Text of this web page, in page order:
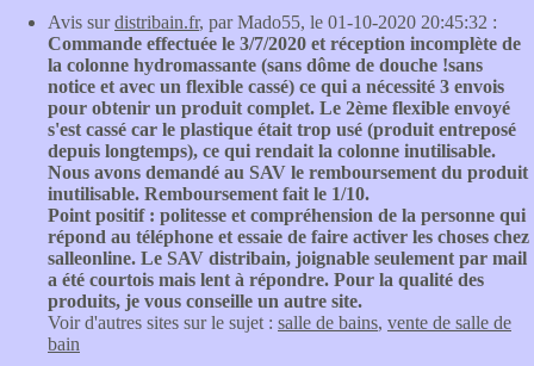
Avis surdistribain.fr, par Mado55, le 01-10-2020 20:45:32 :
Commande effectuée le 3/7/2020 et réception incomplète de
la colonne hydromassante (sans dôme de douche !sans
notice et avec un flexible cassé) ce qui a nécessité 3 envois
pour obtenir un produit complet. Le 2ème flexible envoyé
s'est cassé car le plastique était trop usé (produit entreposé
depuis longtemps), ce qui rendait la colonne inutilisable.
Nous avons demandé au SAV le remboursement du produit
inutilisable. Remboursement fait le 1/10.
Point positif : politesse et compréhension de la personne qui
répond au téléphone et essaie de faire activer les choses chez
salleonline. Le SAV distribain, joignable seulement par mail
a été courtois mais lent à répondre. Pour la qualité des
produits, je vous conseille un autre site.
Voir d'autres sites sur le sujet : salle de bains, vente de salle de
bain